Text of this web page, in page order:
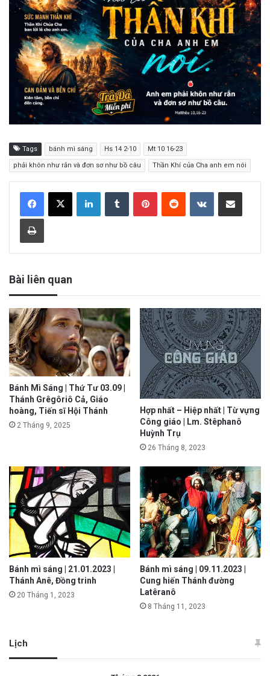
Tags bánh mì sáng Hs 14 2-10 Mt 10 16-23
phải khôn như rắn và đơn sơ như bồ câu Thần Khí của Cha anh em nói
Bài liên quan
Bánh Mì Sáng | Thứ Tư 03.09 |
Thánh Grêgôriô Cả, Giáo
hoàng, Tiến sĩ Hội Thánh
2 Tháng 9, 2025
Hợp nhất – Hiệp nhất | Từ vựng
Công giáo | Lm. Stêphanô
Huỳnh Trụ
26 Tháng 8, 2023
Bánh mì sáng | 21.01.2023 |
Thánh Anê, Đồng trinh
20 Tháng 1, 2023
Bánh mì sáng | 09.11.2023 |
Cung hiến Thánh đường
Latêranô
8 Tháng 11, 2023
Lịch